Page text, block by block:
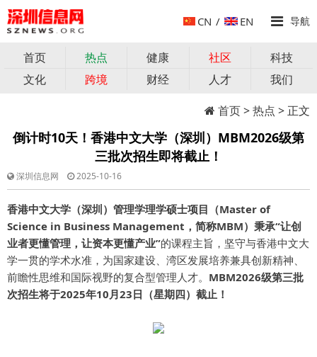
CN / EN 导航
首页 热点 健康 社区
科技
文化
跨境 财经 人才
我们
首页>热点 > 正文
倒计时10天！香港中文大学（深圳）MBM2026级第
三批次招生即将截止！
深圳信息网 2025-10-16
香港中文大学（深圳）管理学理学硕士项目（Master of
Science in Business Management，简称MBM）秉承“让创
业者更懂管理，让资本更懂产业”的课程主旨，坚守与香港中文大
学一贯的学术水准，为国家建设、湾区发展培养兼具创新精神、
前瞻性思维和国际视野的复合型管理人才。 MBM2026级第三批
次招生将于2025年10月23日（星期四）截止！